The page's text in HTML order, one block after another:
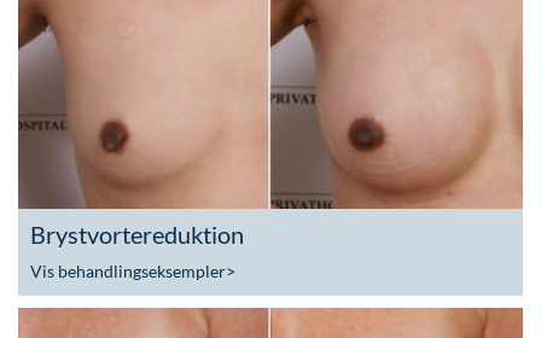
Brystvortereduktion
Vis behandlingseksempler>